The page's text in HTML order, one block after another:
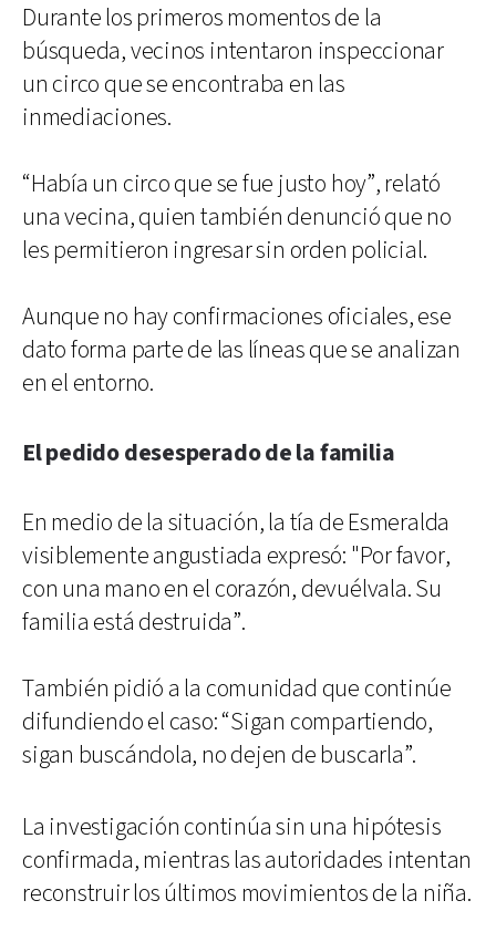
Durante los primeros momentos de la
búsqueda, vecinos intentaron inspeccionar
un circo que se encontraba en las
inmediaciones.
“Había un circo que se fue justo hoy”, relató
una vecina, quien también denunció que no
les permitieron ingresar sin orden policial.
Aunque no hay confirmaciones oficiales, ese
dato forma parte de las líneas que se analizan
en el entorno.
El pedido desesperado de la familia
En medio de la situación, la tía de Esmeralda
visiblemente angustiada expresó: "Por favor,
con una mano en el corazón, devuélvala. Su
familia está destruida”.
También pidió a la comunidad que continúe
difundiendo el caso: “Sigan compartiendo,
sigan buscándola, no dejen de buscarla”.
La investigación continúa sin una hipótesis
confirmada, mientras las autoridades intentan
reconstruir los últimos movimientos de la niña.